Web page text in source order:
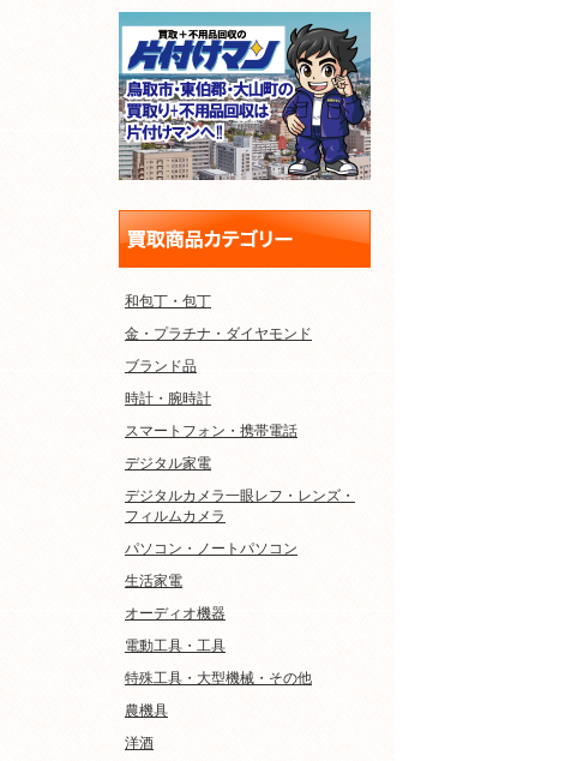
和包丁・包丁
金・プラチナ・ダイヤモンド
ブランド品
時計・腕時計
スマートフォン・携帯電話
デジタル家電
デジタルカメラ一眼レフ・レンズ・
フィルムカメラ
パソコン・ノートパソコン
生活家電
オーディオ機器
電動工具・工具
特殊工具・大型機械・その他
農機具
洋酒